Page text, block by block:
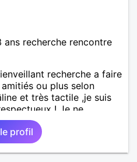
recherche rencontre
recherche a faire
ou plus selon
et très tactile ,je suis
! Je ne
ne vaut une vraie
toute simplicité,j'ai du
virtuels Je suis plutôt
la cinquantaine ,belles
profil